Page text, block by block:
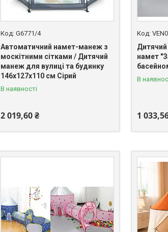
G6771/4
Автоматичний намет-манеж з
москітними сітками / Дитячий
манеж для вулиці та будинку
146х127х110 см Сірий
В наявності
2 019,60 ₴
Дитячий
намет
В
1